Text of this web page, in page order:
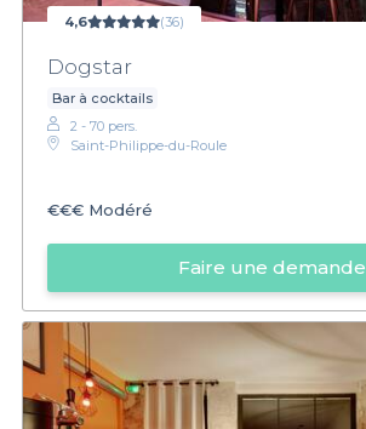
4,6 (36)
Dogstar
Bar à cocktails
2 - 70 pers.
Saint-Philippe-du-Roule
€€€ Modéré
Faire une demande